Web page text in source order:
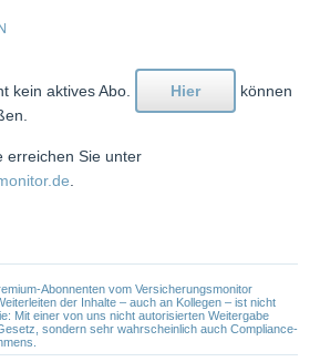
kein aktives Abo.
Hier
können
erreichen Sie unter
Abonnenten vom Versicherungsmonitor
der Inhalte – auch an Kollegen – ist nicht
Mit einer von uns nicht autorisierten Weitergabe
sondern sehr wahrscheinlich auch Compliance-